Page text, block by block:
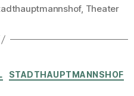
, Theater
Kategorien
STADTHAUPTMANNSHOF